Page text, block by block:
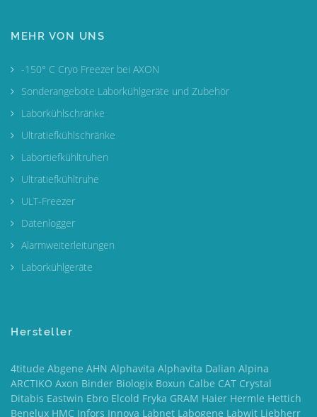
MEHR VON UNS
-150° C Cryo Freezer bei AXON
Sonderangebote Laborkühlgeräte und Zubehör
Laborkühlschränke
Ultratiefkühlschränke
Labortiefkühltruhen
Ultratiefkühltruhe
ULT-Freezer
Datenlogger
Alarmweiterleitungen
Laborkühlgeräte
Hersteller
4titude Abgene AHN Alphavita Alphavita Dalian Alpina
ARCTIKO Axon Binder Biologix Boxun Calbe CAT Crystal
Ditabis Eastwin Ebro Elcold Fryka GRAM Haier Hermle Hettich
Benelux HMC Infors Innova Labnet Labogene Labwit Liebherr